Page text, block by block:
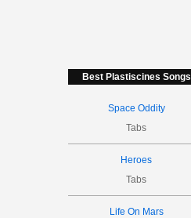
Best Plastiscines Songs
Space Oddity
Tabs
Heroes
Tabs
Life On Mars